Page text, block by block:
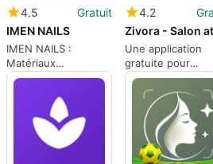
4.5
Gratuit
IMEN NAILS
IMEN NAILS :
Matériaux
professionnels,
communautaire
4.2
Une application
gratuite pour
Android, par
NoBroker
Technologies
Solutions Pvt Ltd.